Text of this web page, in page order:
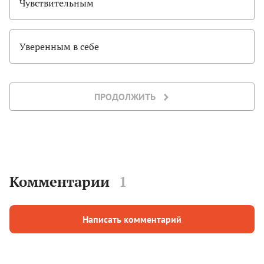
Чувствительным
Уверенным в себе
ПРОДОЛЖИТЬ
Комментарии 1
Написать комментарий